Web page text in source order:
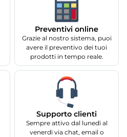
Preventivi online
Grazie al nostro sistema, puoi
avere il preventivo dei tuoi
prodotti in tempo reale.
Supporto clienti
Sempre attivo dal lunedì al
venerdì via chat, email o